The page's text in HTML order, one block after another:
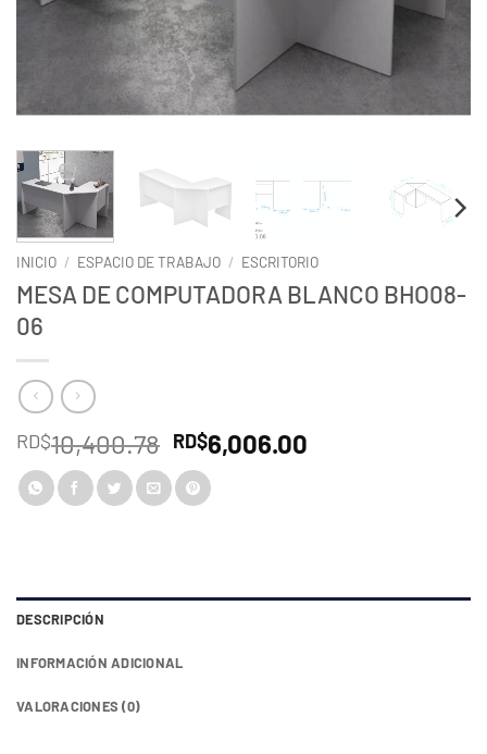
INICIO / ESPACIO DE TRABAJO / ESCRITORIO
MESA DE COMPUTADORA BLANCO BHO08-
06
RD$10,400.78 El
precio
original
RD$6,006.00
DESCRIPCIÓN
INFORMACIÓN ADICIONAL
VALORACIONES (0)